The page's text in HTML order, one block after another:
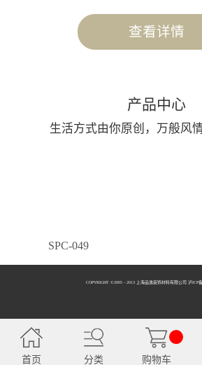
查看详情
产品中心
生活方式由你原创，万般风
SPC-049
SPC-050
COPYRIGHT ©2005 - 2013 上海品逸装饰材料有限公司 泸ICP备
首页 分类 购物车